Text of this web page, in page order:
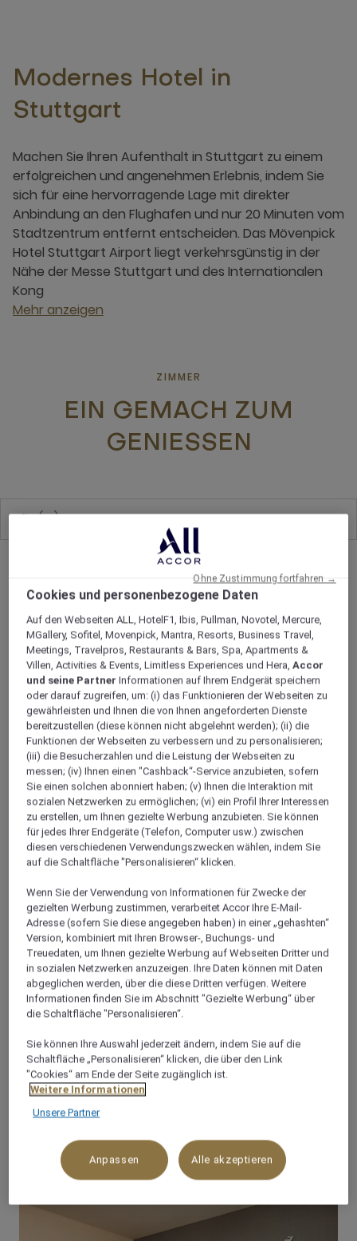
Modernes Hotel in
Stuttgart
Machen Sie Ihren Aufenthalt in Stuttgart zu einem
erfolgreichen und angenehmen Erlebnis, indem Sie
sich für eine hervorragende Lage mit direkter
Anbindung an den Flughafen und nur 20 Minuten vom
Stadtzentrum entfernt entscheiden. Das Mövenpick
Hotel Stuttgart Airport liegt verkehrsgünstig in der
Nähe der Messe Stuttgart und des Internationalen
Kong
Mehr anzeigen
ZIMMER
EIN GEMACH ZUM
GENIESSEN
Alle 10
1/10
Superior-Zimmer Mit Queensize-
Bett
Dieses 28-31-m²-Zimmer verfügt über ein Queensize-
Bett (210x180cm), kostenloses WIFI, schalldichte Fenster
und Klimaanlage.
Verfügbarkeit anzeigen
NEUESTE ANGEBOTE
Cookies und personenbezogene Daten
Auf den Webseiten ALL, HotelF1, Ibis, Pullman, Novotel, Mercure,
MGallery, Sofitel, Movenpick, Mantra, Resorts, Business Travel,
Meetings, Travelpros, Restaurants & Bars, Spa, Apartments &
Villen, Activities & Events, Limitless Experiences und Hera,Accor
und seine Partner Informationen auf Ihrem Endgerät speichern
oder darauf zugreifen, um: (i) das Funktionieren der Webseiten zu
gewährleisten und Ihnen die von Ihnen angeforderten Dienste
bereitzustellen (diese können nicht abgelehnt werden); (ii) die
Funktionen der Webseiten zu verbessern und zu personalisieren;
(iii) die Besucherzahlen und die Leistung der Webseiten zu
messen; (iv) Ihnen einen "Cashback“-Service anzubieten, sofern
Sie einen solchen abonniert haben; (v) Ihnen die Interaktion mit
sozialen Netzwerken zu ermöglichen; (vi) ein Profil Ihrer Interessen
zu erstellen, um Ihnen gezielte Werbung anzubieten. Sie können
für jedes Ihrer Endgeräte (Telefon, Computer usw.) zwischen
diesen verschiedenen Verwendungszwecken wählen, indem Sie
auf die Schaltfläche "Personalisieren“ klicken.
Wenn Sie der Verwendung von Informationen für Zwecke der
gezielten Werbung zustimmen, verarbeitet Accor Ihre E-Mail-
Adresse (sofern Sie diese angegeben haben) in einer „gehashten“
Version, kombiniert mit Ihren Browser-, Buchungs- und
Treuedaten, um Ihnen gezielte Werbung auf Webseiten Dritter und
in sozialen Netzwerken anzuzeigen. Ihre Daten können mit Daten
abgeglichen werden, über die diese Dritten verfügen. Weitere
Informationen finden Sie im Abschnitt "Gezielte Werbung“ über
die Schaltfläche "Personalisieren“.
Sie können Ihre Auswahl jederzeit ändern, indem Sie auf die
Schaltfläche „Personalisieren“ klicken, die über den Link
"Cookies“ am Ende der Seite zugänglich ist.
Weitere Informationen
Unsere Partner
Anpassen Alle akzeptieren
Ohne Zustimmung fortfahren →